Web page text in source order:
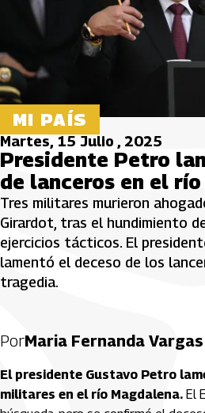
MI PAÍS
Martes, 15 Julio , 2025
Presidente Petro
de lanceros en el río
Tres militares murieron
Girardot, tras el hundimiento
ejercicios tácticos. El
lamentó el deceso de los
tragedia.
PorMaria Fernanda Vargas
El presidente Gustavo Petro
militares en el río Magdalena. El